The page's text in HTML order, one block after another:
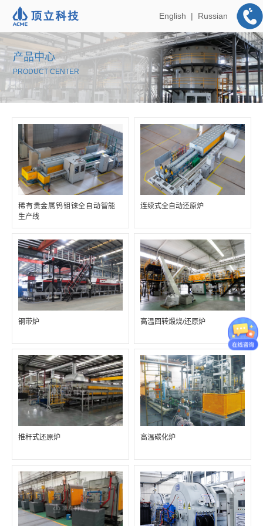
English | Russian
产品中心
PRODUCT CENTER
稀有贵金属钨钼铼全自动智能
生产线
连续式全自动还原炉
钢带炉 高温回转煅烧/还原炉
推杆式还原炉 高温碳化炉